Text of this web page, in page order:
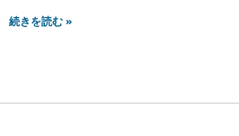
続きを読む »